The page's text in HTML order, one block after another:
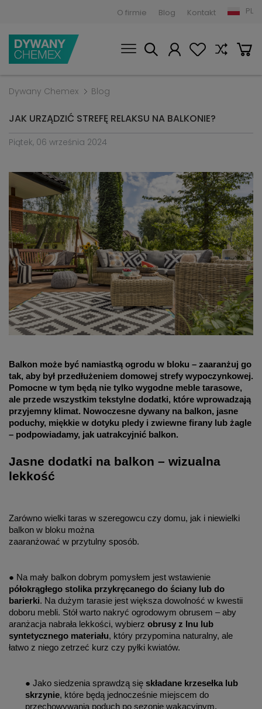
O firmie Blog Kontakt PL
Dywany Chemex Blog
JAK URZĄDZIĆ STREFĘ RELAKSU NA BALKONIE?
Piątek, 06 września 2024
Balkon może być namiastką ogrodu w bloku – zaaranżuj go
tak, aby był przedłużeniem domowej strefy wypoczynkowej.
Pomocne w tym będą nie tylko wygodne meble tarasowe,
ale przede wszystkim tekstylne dodatki, które wprowadzają
przyjemny klimat. Nowoczesne dywany na balkon, jasne
poduchy, miękkie w dotyku pledy i zwiewne firany lub żagle
– podpowiadamy, jak uatrakcyjnić balkon.
Jasne dodatki na balkon – wizualna
lekkość
Zarówno wielki taras w szeregowcu czy domu, jak i niewielki
balkon w bloku można
zaaranżować w przytulny sposób.
● Na mały balkon dobrym pomysłem jest wstawienie
półokrągłego stolika przykręcanego do ściany lub do
barierki. Na dużym tarasie jest większa dowolność w kwestii
doboru mebli. Stół warto nakryć ogrodowym obrusem – aby
aranżacja nabrała lekkości, wybierz obrusy z lnu lub
syntetycznego materiału, który przypomina naturalny, ale
łatwo z niego zetrzeć kurz czy pyłki kwiatów.
● Jako siedzenia sprawdzą sięskładane krzesełka lub
skrzynie, które będą jednocześnie miejscem do
przechowywania poduch po sezonie wakacyjnym.